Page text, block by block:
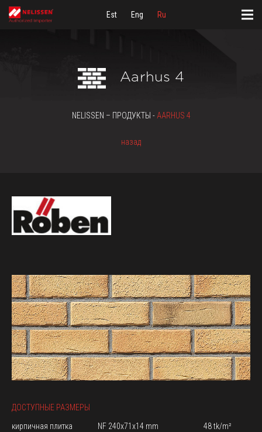
Est Eng Ru
Aarhus 4
NELISSEN – ПРОДУКТЫ - AARHUS 4
назад
ДОСТУПНЫЕ РАЗМЕРЫ
кирпичная плитка
NF 240x71x14 mm
48 tk/m²